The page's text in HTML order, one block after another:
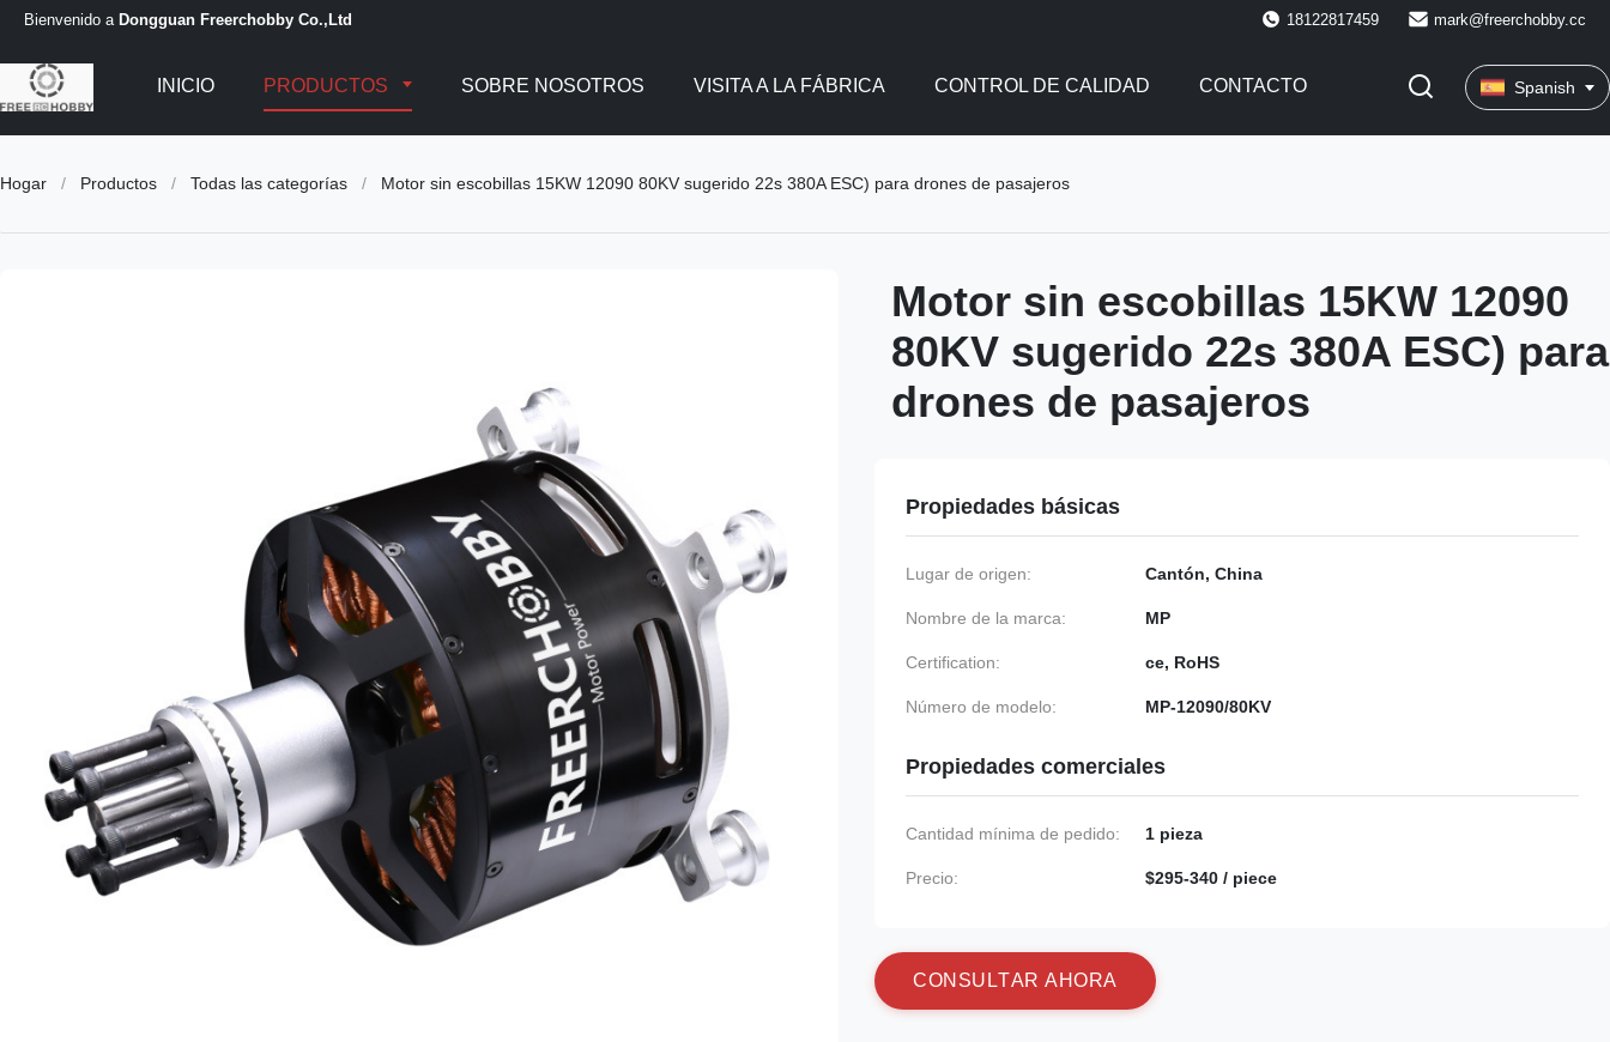
Bienvenido a Dongguan Freerchobby Co.,Ltd 18122817459 mark@freerchobby.cc
INICIO PRODUCTOS SOBRE NOSOTROS VISITA A LA FÁBRICA CONTROL DE CALIDAD CONTACTO Spanish
Hogar / Productos / Todas las categorías / Motor sin escobillas 15KW 12090 80KV sugerido 22s 380A ESC) para drones de pasajeros
Motor sin escobillas 15KW 12090
80KV sugerido 22s 380A ESC) para
drones de pasajeros
Propiedades básicas
Lugar de origen: Cantón, China
Nombre de la marca: MP
Certification: ce, RoHS
Número de modelo: MP-12090/80KV
Propiedades comerciales
Cantidad mínima de pedido: 1 pieza
Precio: $295-340 / piece
CON SU LTAR A HORA